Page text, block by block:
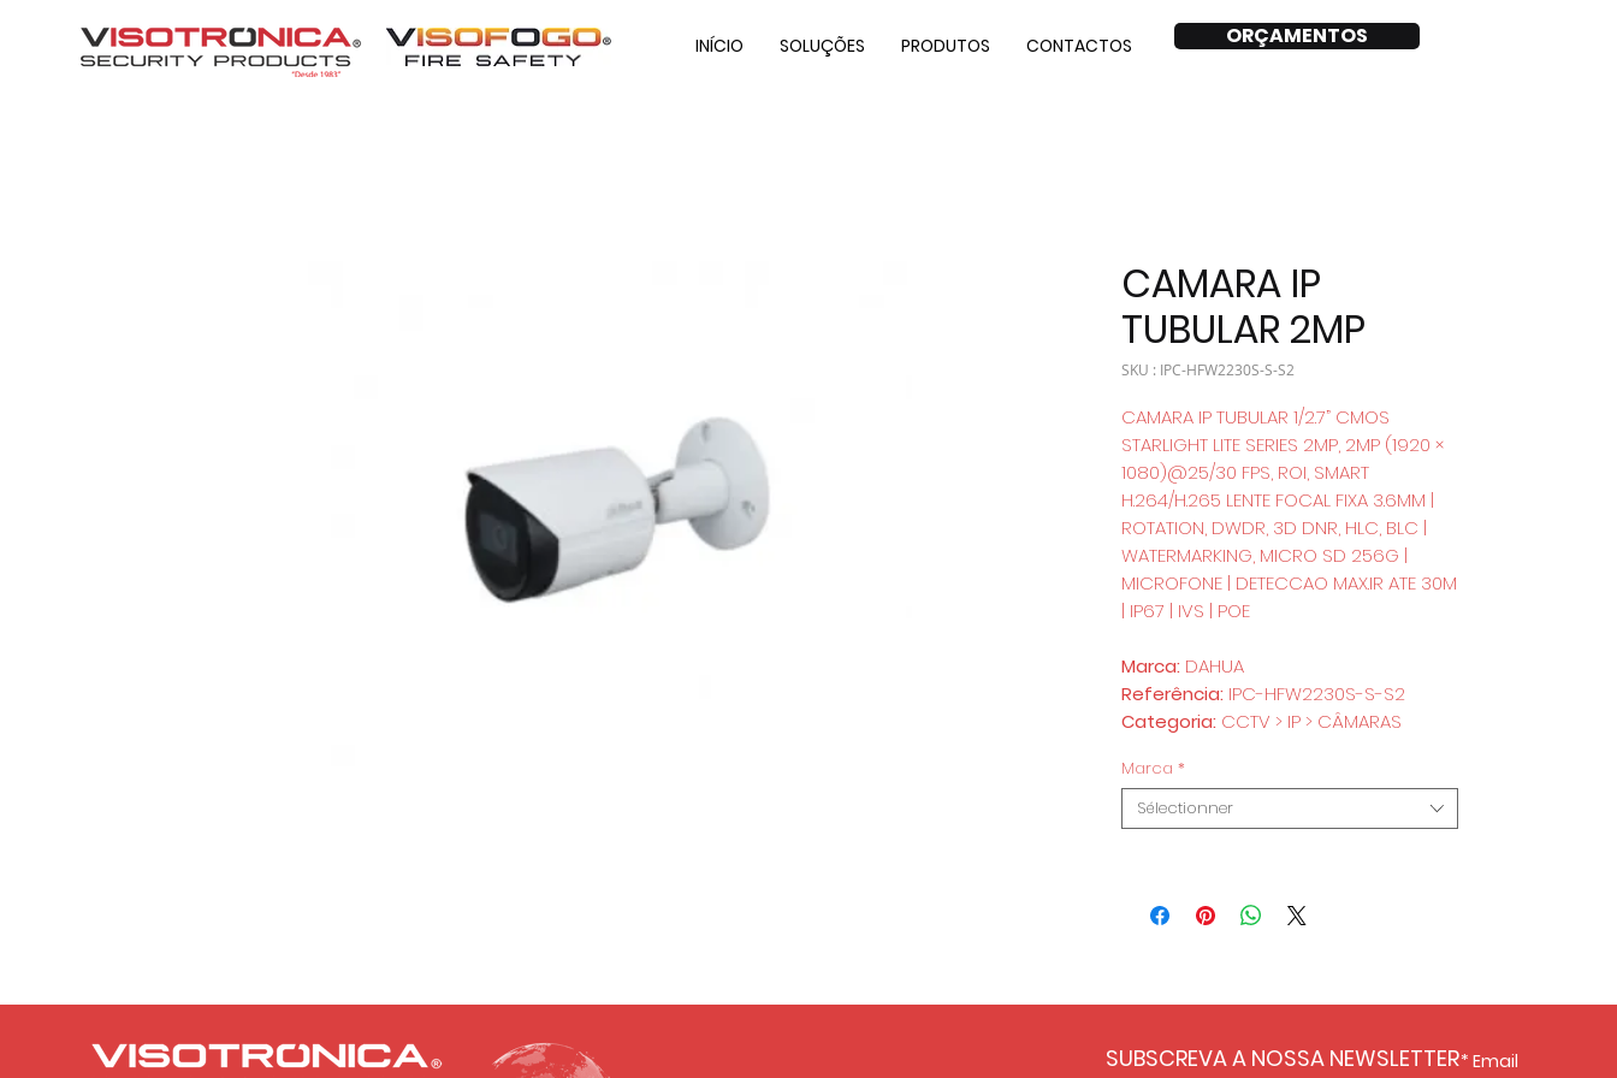
INÍCIO SOLUÇÕES PRODUTOS CONTACTOS ORÇAMENTOS
CAMARA IP
TUBULAR 2MP
SKU : IPC-HFW2230S-S-S2
CAMARA IP TUBULAR 1/2.7” CMOS
STARLIGHT LITE SERIES 2MP, 2MP (1920 ×
1080)@25/30 FPS, ROI, SMART
H.264/H.265 LENTE FOCAL FIXA 3.6MM |
ROTATION, DWDR, 3D DNR, HLC, BLC |
WATERMARKING, MICRO SD 256G |
MICROFONE | DETECCAO MAX.IR ATE 30M
| IP67 | IVS | POE
Marca: DAHUA
Referência: IPC-HFW2230S-S-S2
Categoria: CCTV > IP > CÂMARAS
Marca *
Sélectionner
SUBSCREVA A NOSSA NEWSLETTER Email